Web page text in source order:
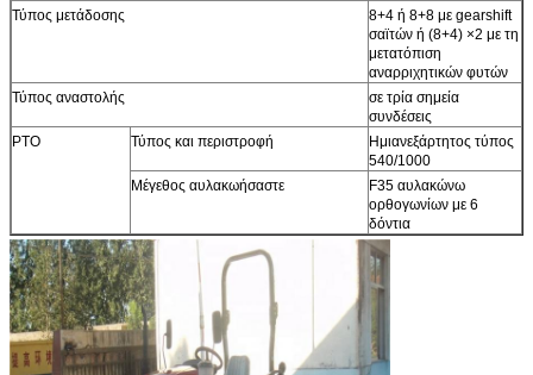
Τύπος μετάδοσης
8+4 ή 8+8 με gearshift
σαϊτών ή (8+4) ×2 με τη
μετατόπιση
αναρριχητικών φυτών
Τύπος αναστολής
σε τρία σημεία
συνδέσεις
PTO
Τύπος και περιστροφή
Ημιανεξάρτητος τύπος
540/1000
Μέγεθος αυλακωήσαστε
F35 αυλακώνω
ορθογωνίων με 6
δόντια